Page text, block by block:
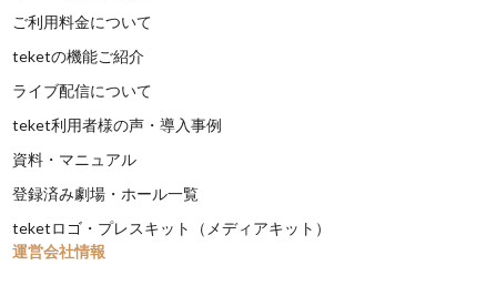
ご利用料金について
teketの機能ご紹介
ライブ配信について
teket利用者様の声・導入事例
資料・マニュアル
登録済み劇場・ホール一覧
teketロゴ・プレスキット（メディアキット）
運営会社情報